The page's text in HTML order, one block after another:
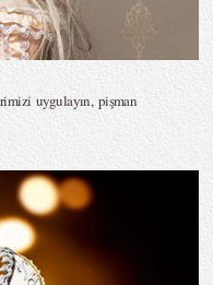
uygulayın, pişman